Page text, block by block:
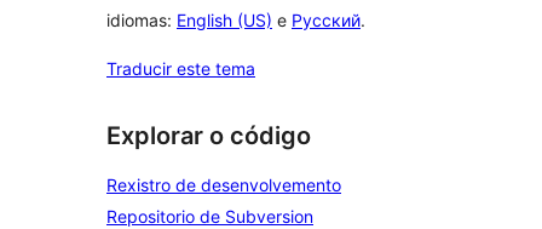
idiomas: English (US) e Русский.
Traducir este tema
Explorar o código
Rexistro de desenvolvemento
Repositorio de Subversion